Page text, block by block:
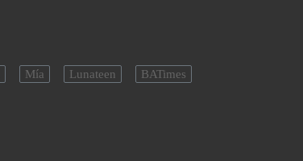
Mía Lunateen BATimes